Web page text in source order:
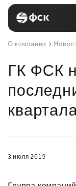
О компании
ГК ФСК
3 июля 2019